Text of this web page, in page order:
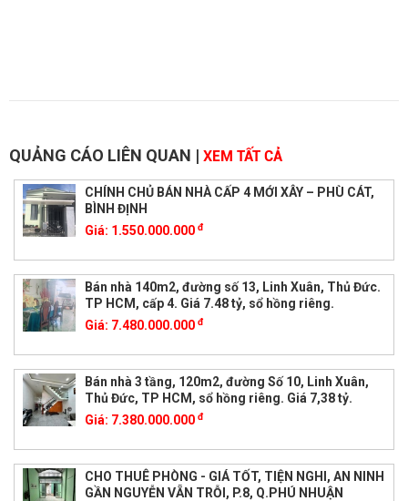
QUẢNG CÁO LIÊN QUAN | XEM TẤT CẢ
CHÍNH CHỦ BÁN NHÀ CẤP 4 MỚI XÂY – PHÙ CÁT,
BÌNH ĐỊNH
Giá: 1.550.000.000 đ
Bán nhà 140m2, đường số 13, Linh Xuân, Thủ Đức.
TP HCM, cấp 4. Giá 7.48 tỷ, sổ hồng riêng.
Giá: 7.480.000.000 đ
Bán nhà 3 tầng, 120m2, đường Số 10, Linh Xuân,
Thủ Đức, TP HCM, sổ hồng riêng. Giá 7,38 tỷ.
Giá: 7.380.000.000 đ
CHO THUÊ PHÒNG - GIÁ TỐT, TIỆN NGHI, AN NINH
GẦN NGUYỄN VẴN TRỖI, P.8, Q.PHÚ NHUẬN